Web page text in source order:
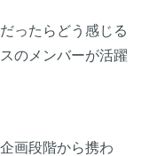
ったらどう感じる
のメンバーが活躍
画段階から携わ